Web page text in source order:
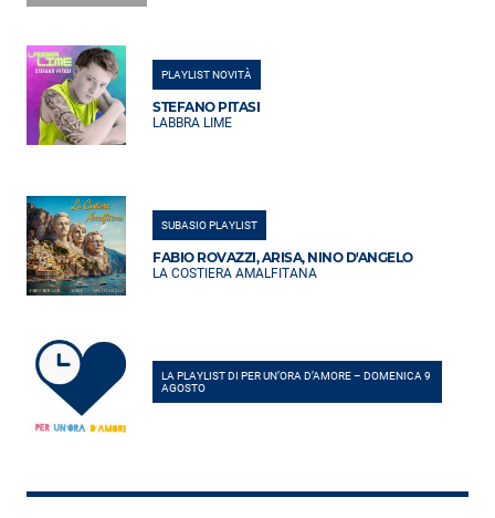
PLAYLIST NOVITÀ
STEFANO PITASI
LABBRA LIME
SUBASIO PLAYLIST
FABIO ROVAZZI, ARISA, NINO D'ANGELO
LA COSTIERA AMALFITANA
LA PLAYLIST DI PER UN’ORA D’AMORE – DOMENICA 9
AGOSTO